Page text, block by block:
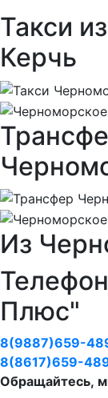
Такси
Керчь
Из
Плюс"
8(9887)659-
8(8617)659-
Обращайтесь,